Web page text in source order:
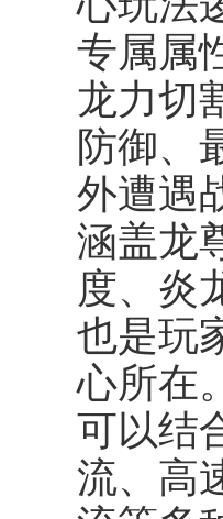
专属属
龙力切
防御、
外遭遇
涵盖龙
度、炎
也是玩
心所在
可以结
流、高